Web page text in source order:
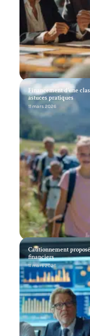
Financement d’une
astuces pratiques
11 mars 2026
Cautionnement
financiers
11 mars 2026